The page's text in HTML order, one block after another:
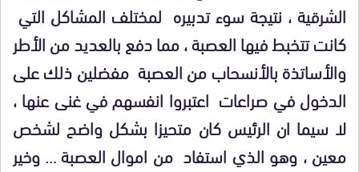
الشرقية ، نتيجة سوء تدبيره لمختلف المشاكل التي
كانت تتخبط فيها العصبة ، مما دفع بالعديد من الأطر
والأساتذة بالأنسحاب من العصبة مفضلين ذلك على
الدخول في صراعات اعتبروا انفسهم في غنى عنها ،
لا سيما ان الرئيس كان متحيزا بشكل واضح لشخص
معين ، وهو الذي استفاد من اموال العصبة … وخير